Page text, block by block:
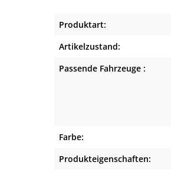
Produktart:
Artikelzustand:
Passende Fahrzeuge :
Farbe:
Produkteigenschaften: